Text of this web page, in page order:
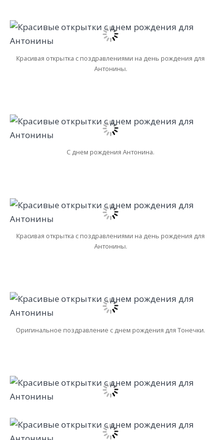
Красивая открытка с поздравлениями на день рождения для
Антонины.
С днем рождения Антонина.
Красивая открытка с поздравлениями на день рождения для
Антонины.
Оригинальное поздравление с днем рождения для Тонечки.